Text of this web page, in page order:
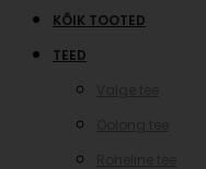
KÕIK TOOTED
TEED